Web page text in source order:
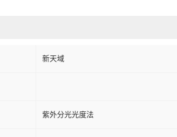
新天域
紫外分光光度法